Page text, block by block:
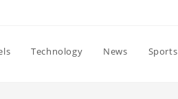
Technology News Sports